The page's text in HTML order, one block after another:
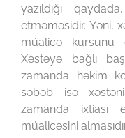
yazıldığı
etməməsidir. Yəni,
müalicə kursunu
Xəstəyə bağlı
zamanda həkim
səbəb isə
zamanda ixtiası
müalicəsini